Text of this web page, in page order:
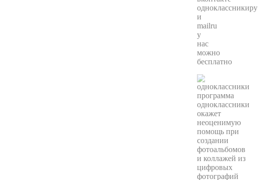
одноклассникиру
и
mailru
у
нас
можно
бесплатно